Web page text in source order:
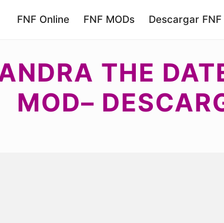
FNF Online FNF MODs Descargar FNF
THE
MOD–